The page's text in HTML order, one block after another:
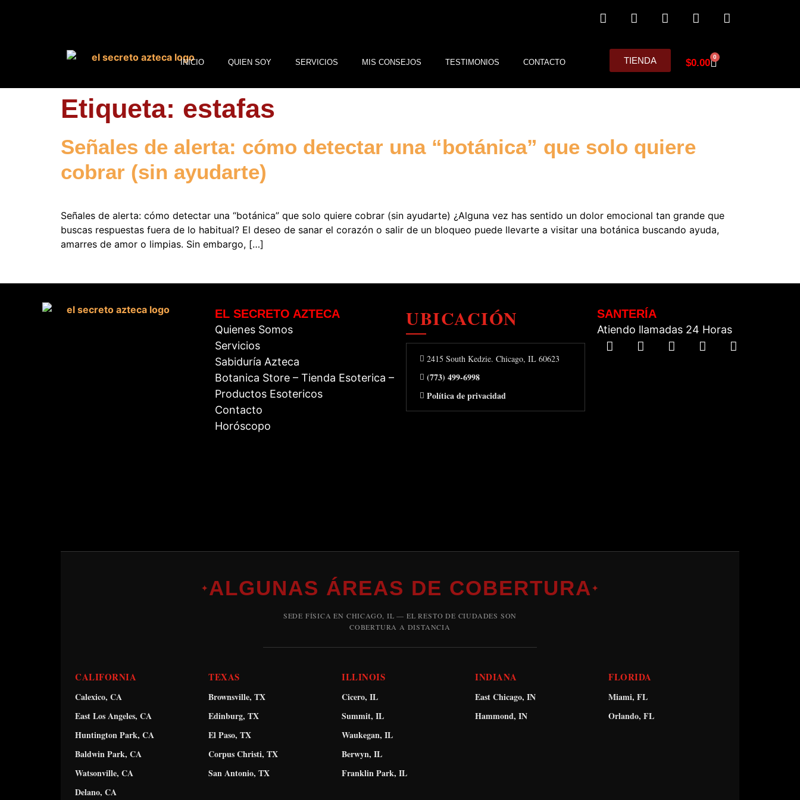
INICIO QUIEN SOY SERVICIOS MIS CONSEJOS TESTIMONIOS CONTACTO TIENDA $0.00 0
Etiqueta: estafas
Señales de alerta: cómo detectar una “botánica” que solo quiere
cobrar (sin ayudarte)
Señales de alerta: cómo detectar una “botánica” que solo quiere cobrar (sin ayudarte) ¿Alguna vez has sentido un dolor emocional tan grande que
buscas respuestas fuera de lo habitual? El deseo de sanar el corazón o salir de un bloqueo puede llevarte a visitar una botánica buscando ayuda,
amarres de amor o limpias. Sin embargo, […]
EL SECRETO AZTECA
Quienes Somos
Servicios
Sabiduría Azteca
Botanica Store – Tienda Esoterica –
Productos Esotericos
Contacto
Horóscopo
UBICACIÓN
2415 South Kedzie. Chicago, IL 60623
(773) 499-6998
Política de privacidad
SANTERÍA
Atiendo llamadas 24 Horas
✦ ALGUNAS ÁREAS DE COBERTURA ✦
SEDE FÍSICA EN CHICAGO, IL — EL RESTO DE CIUDADES SON
COBERTURA A DISTANCIA
CALIFORNIA
Calexico, CA
East Los Angeles, CA
Huntington Park, CA
Baldwin Park, CA
Watsonville, CA
Delano, CA
TEXAS
Brownsville, TX
Edinburg, TX
El Paso, TX
Corpus Christi, TX
San Antonio, TX
ILLINOIS
Cicero, IL
Summit, IL
Waukegan, IL
Berwyn, IL
Franklin Park, IL
INDIANA
East Chicago, IN
Hammond, IN
FLORIDA
Miami, FL
Orlando, FL